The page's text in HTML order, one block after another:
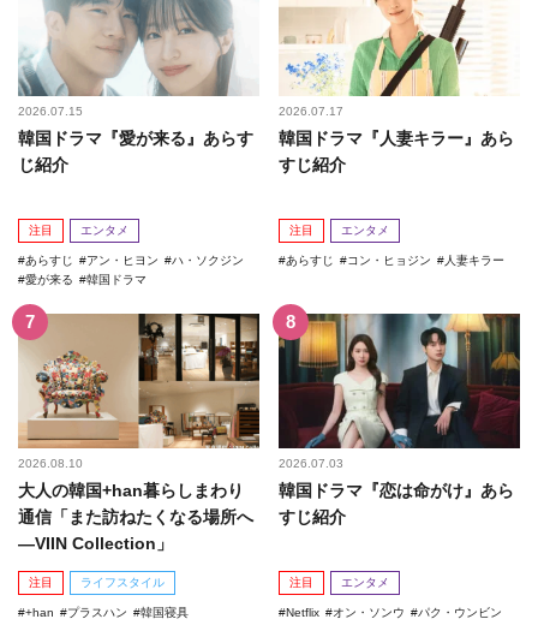
2026.07.15
韓国ドラマ『愛が来る』あらす
じ紹介
注目 エンタメ
あらすじ アン・ヒヨン
ハ・ソクジン
愛が来る
韓国ドラマ
2026.07.17
韓国ドラマ『人妻キラー』あら
すじ紹介
注目 エンタメ
あらすじ コン・ヒョジン 人妻キラー
2026.08.10
大人の韓国+han暮らしまわり
通信「また訪ねたくなる場所へ
―VIIN Collection」
注目 ライフスタイル
+han プラスハン
韓国寝具
2026.07.03
韓国ドラマ『恋は命がけ』あら
すじ紹介
注目 エンタメ
Netflix オン・ソンウ
パク・ウンビン